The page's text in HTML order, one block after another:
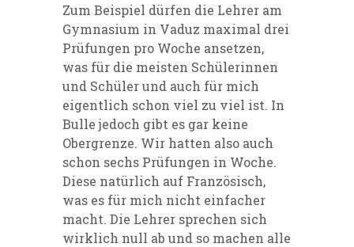
Zum Beispiel dürfen die Lehrer am
Gymnasium in Vaduz maximal drei
Prüfungen pro Woche ansetzen,
was für die meisten Schülerinnen
und Schüler und auch für mich
eigentlich schon viel zu viel ist. In
Bulle jedoch gibt es gar keine
Obergrenze. Wir hatten also auch
schon sechs Prüfungen in Woche.
Diese natürlich auf Französisch,
was es für mich nicht einfacher
macht. Die Lehrer sprechen sich
wirklich null ab und so machen alle